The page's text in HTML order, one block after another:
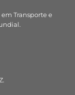
Transporte e